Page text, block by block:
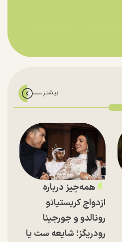
همه‌چیز درباره
ازدواج کریستیانو
رونالدو و جورجینا
رودریگز؛ شایعه ست یا